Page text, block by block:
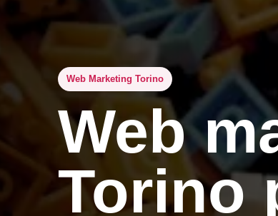
Web Marketing Torino
Web
Torino